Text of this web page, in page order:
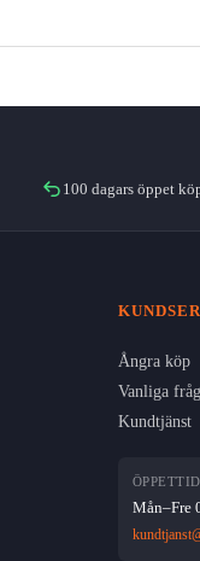
100 dagars öppet
Ångra köp
Vanliga
Kundtjänst
Mån–Fre